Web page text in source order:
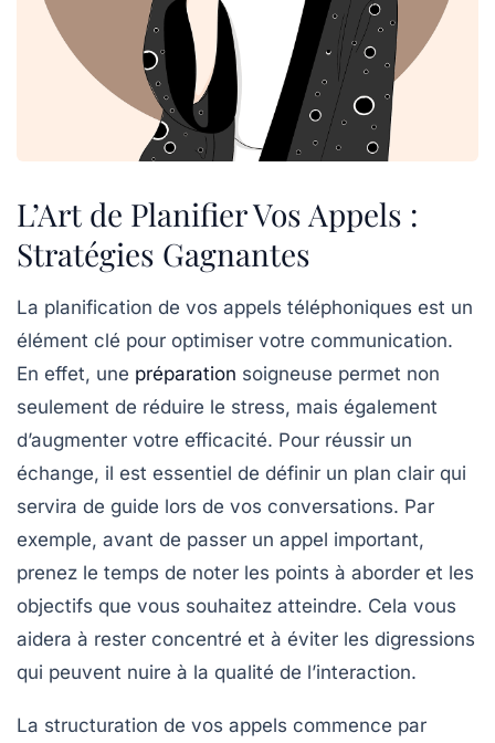
L’Art de Planifier Vos Appels :
Stratégies Gagnantes
La planification de vos appels téléphoniques est un
élément clé pour optimiser votre communication.
En effet, une préparation soigneuse permet non
seulement de réduire le stress, mais également
d’augmenter votre efficacité. Pour réussir un
échange, il est essentiel de définir un plan clair qui
servira de guide lors de vos conversations. Par
exemple, avant de passer un appel important,
prenez le temps de noter les points à aborder et les
objectifs que vous souhaitez atteindre. Cela vous
aidera à rester concentré et à éviter les digressions
qui peuvent nuire à la qualité de l’interaction.
La structuration de vos appels commence par